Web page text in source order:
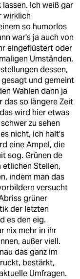
Ich weiß gar
wirklich
so humorlos
war's ja auch von
eingeflüstert oder
Umständen,
dessen,
und gemeint
Wahlen dann ja
das so längere Zeit
wird hier etwas
zu sehen
nicht, ich halt's
eine Ampel, die
sog. Grünen de
Stellen,
indem man das
versucht
grüner
der letzten
es den eig.
nix mehr in ihr
außer viell.
das ganz im
bestärkt,
Umfragen.